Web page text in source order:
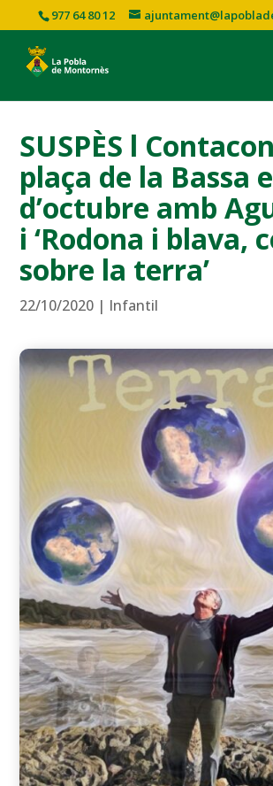
977 64 80 12
SUSPÈS l
plaça de la Bassa
d’octubre amb
i ‘Rodona i blava,
sobre la terra’
22/10/2020 | Infantil